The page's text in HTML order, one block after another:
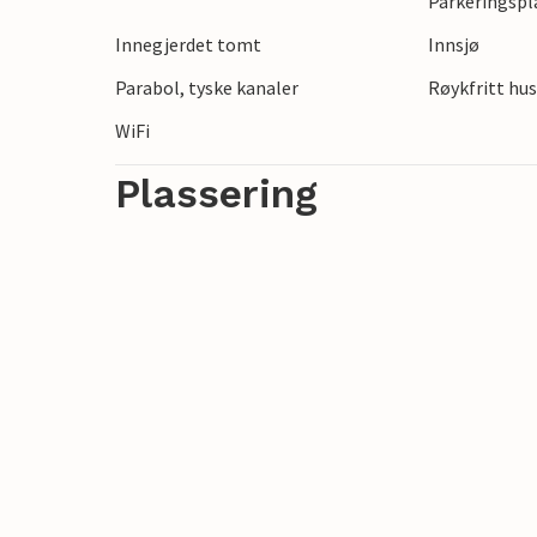
utflukter til de omkringliggende
innsjøene og skogene i det pommerske
Innegjerdet tomt Innsjø
Parabol, tyske kanaler
Røykfritt hus
WiFi
Plassering